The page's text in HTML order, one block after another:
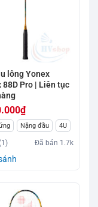
lông Yonex
88D Pro | Liên tục
₫
Nặng đầu 4U
Đã bán 1.7k